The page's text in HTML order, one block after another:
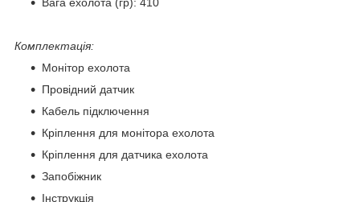
Вага ехолота (гр): 410
Комплектація:
Монітор ехолота
Провідний датчик
Кабель підключення
Кріплення для монітора ехолота
Кріплення для датчика ехолота
Запобіжник
Інструкція